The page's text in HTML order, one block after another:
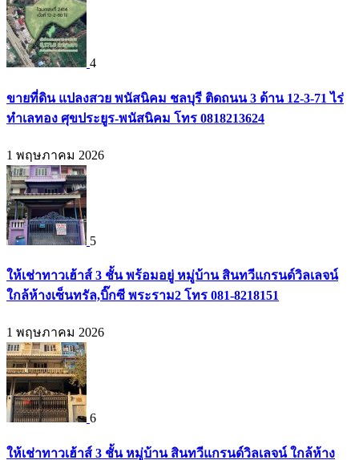
4
ขายที่ดิน แปลงสวย พนัสนิคม ชลบุรี ติดถนน 3 ด้าน 12-3-71 ไร่
ทำเลทอง ศุขประยูร-พนัสนิคม โทร 0818213624
1 พฤษภาคม 2026
5
ให้เช่าทาวเฮ้าส์ 3 ชั้น พร้อมอยู่ หมู่บ้าน สินทวีแกรนด์วิลเลจน์
ใกล้ห้างเซ็นทรัล,บิ๊กซี พระราม2 โทร 081-8218151
1 พฤษภาคม 2026
6
ให้เช่าทาวเฮ้าส์ 3 ชั้น หมู่บ้าน สินทวีแกรนด์วิลเลจน์ ใกล้ห้าง